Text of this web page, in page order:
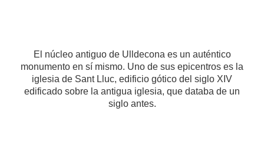
El núcleo antiguo de Ulldecona es un auténtico
monumento en sí mismo. Uno de sus epicentros es la
iglesia de Sant Lluc, edificio gótico del siglo XIV
edificado sobre la antigua iglesia, que databa de un
siglo antes.